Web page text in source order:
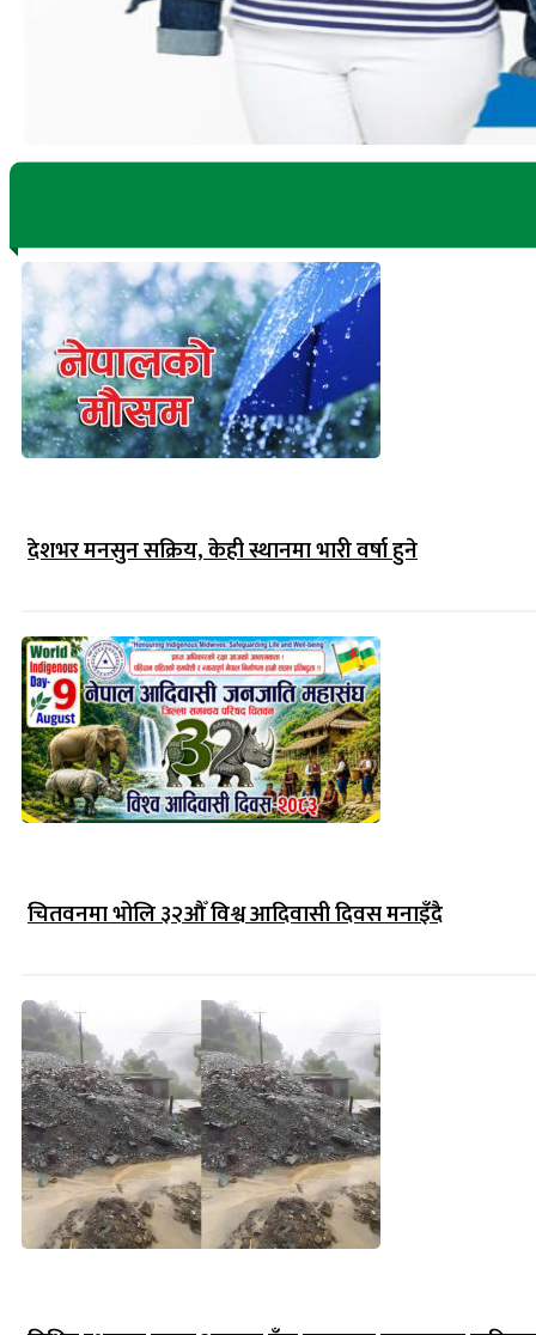
देशभर मनसुन सक्रिय, केही स्थानमा भारी वर्षा हुने
चितवनमा भोलि ३२औँ विश्व आदिवासी दिवस मनाइँदै